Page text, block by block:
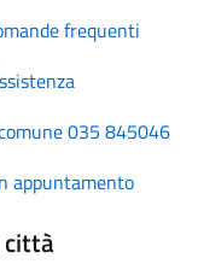
frequenti
035 845046
appuntamento
città